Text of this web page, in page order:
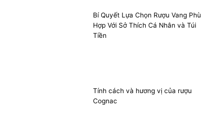
Bí Quyết Lựa Chọn Rượu Vang Phù
Hợp Với Sở Thích Cá Nhân và Túi
Tiền
Tính cách và hương vị của rượu
Cognac